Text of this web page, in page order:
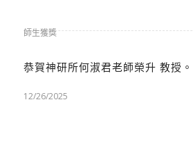
師生獲獎
恭賀神研所何淑君老師榮升 教授。
12/26/2025